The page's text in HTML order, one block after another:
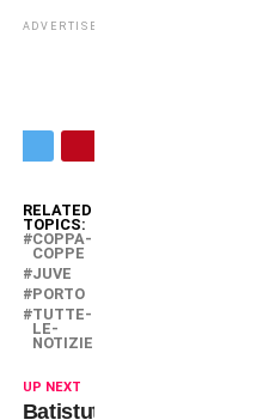
ADVERTISEMENT
RELATED
TOPICS:
COPPA-
COPPE
JUVE
PORTO
TUTTE-
LE-
NOTIZIE
UP NEXT
Batistuta